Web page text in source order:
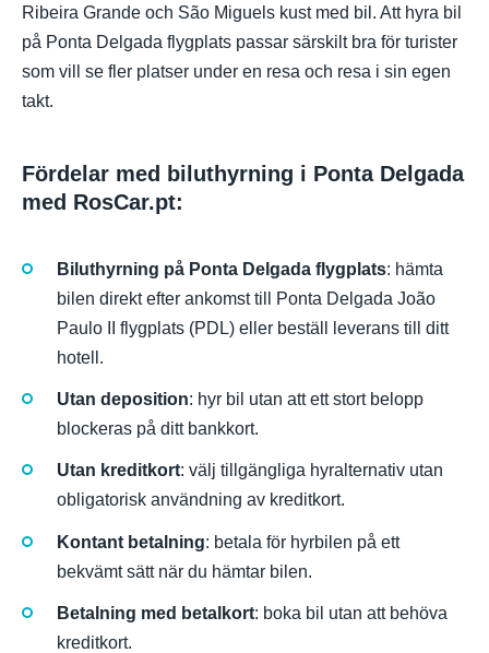
Ribeira Grande och São Miguels kust med bil. Att hyra bil
på Ponta Delgada flygplats passar särskilt bra för turister
som vill se fler platser under en resa och resa i sin egen
takt.
Fördelar med biluthyrning i Ponta Delgada
med RosCar.pt:
Biluthyrning på Ponta Delgada flygplats: hämta
bilen direkt efter ankomst till Ponta Delgada João
Paulo II flygplats (PDL) eller beställ leverans till ditt
hotell.
Utan deposition: hyr bil utan att ett stort belopp
blockeras på ditt bankkort.
Utan kreditkort: välj tillgängliga hyralternativ utan
obligatorisk användning av kreditkort.
Kontant betalning: betala för hyrbilen på ett
bekvämt sätt när du hämtar bilen.
Betalning med betalkort: boka bil utan att behöva
kreditkort.